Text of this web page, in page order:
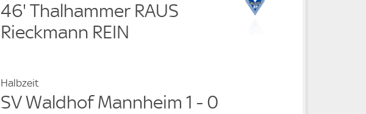
46' Thalhammer RAUS
Rieckmann REIN
Halbzeit
SV Waldhof Mannheim 1 - 0